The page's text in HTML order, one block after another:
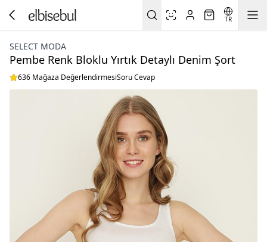
TR
SELECT MODA
Pembe Renk Bloklu Yırtık Detaylı Denim Şort
636 Mağaza DeğerlendirmesiSoru Cevap